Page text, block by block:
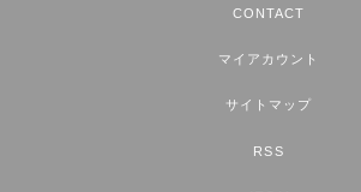
CONTACT
マイアカウント
サイトマップ
RSS